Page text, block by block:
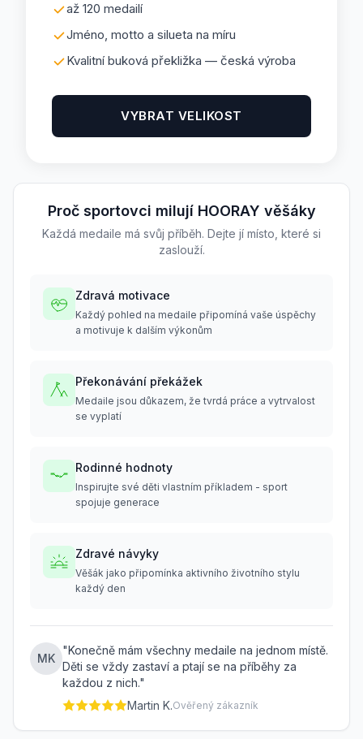
až 120 medailí
Jméno, motto a silueta na míru
Kvalitní buková překližka — česká výroba
VYBRAT VELIKOST
Proč sportovci milují HOORAY věšáky
Každá medaile má svůj příběh. Dejte jí místo, které si
zaslouží.
Zdravá motivace
Každý pohled na medaile připomíná vaše úspěchy
a motivuje k dalším výkonům
Překonávání překážek
Medaile jsou důkazem, že tvrdá práce a vytrvalost
se vyplatí
Rodinné hodnoty
Inspirujte své děti vlastním příkladem - sport
spojuje generace
Zdravé návyky
Věšák jako připomínka aktivního životního stylu
každý den
MK
"Konečně mám všechny medaile na jednom místě.
Děti se vždy zastaví a ptají se na příběhy za
každou z nich."
Martin K.Ověřený zákazník